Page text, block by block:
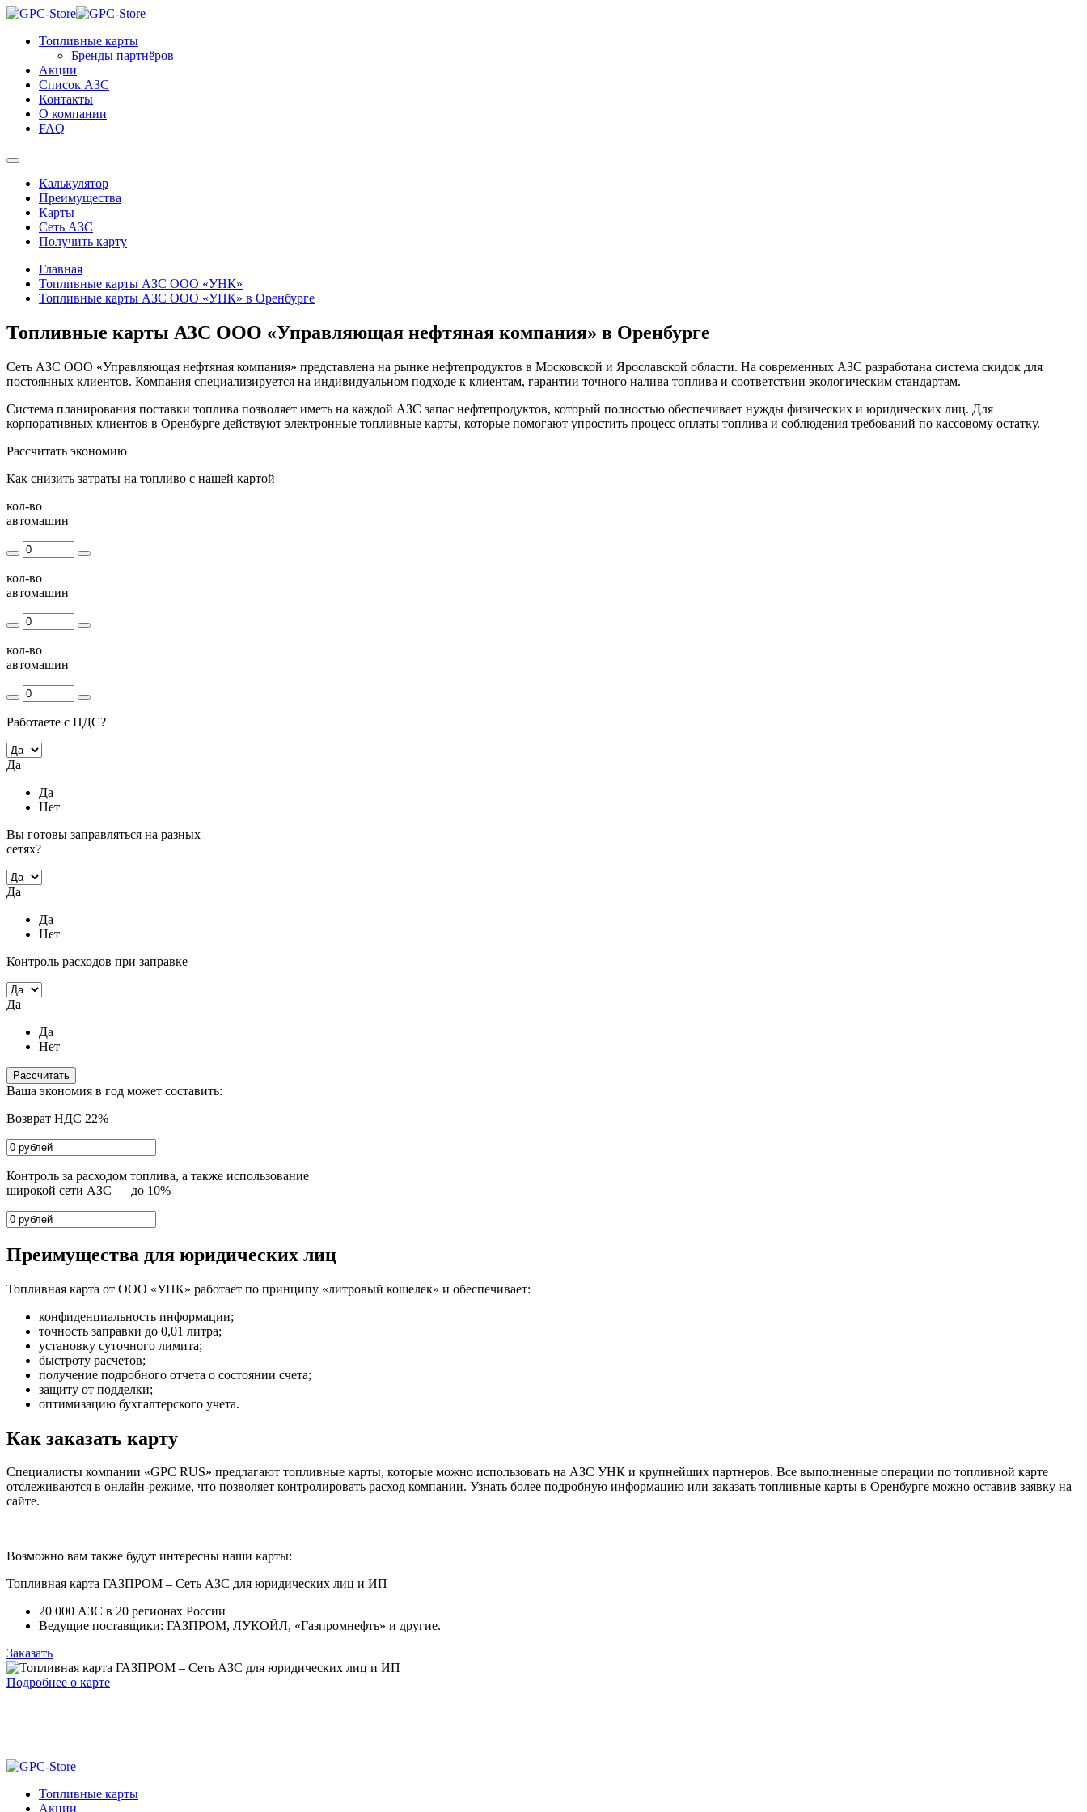
Топливные карты
Бренды партнёров
Акции
Список АЗС
Контакты
О компании
FAQ
Калькулятор
Преимущества
Карты
Сеть АЗС
Получить карту
Главная
Топливные карты АЗС ООО «УНК»
Топливные карты АЗС ООО «УНК» в Оренбурге
Топливные карты АЗС ООО «Управляющая нефтяная компания» в Оренбурге
Сеть АЗС ООО «Управляющая нефтяная компания» представлена на рынке нефтепродуктов в Московской и Ярославской области. На современных АЗС разработана система скидок для
постоянных клиентов. Компания специализируется на индивидуальном подходе к клиентам, гарантии точного налива топлива и соответствии экологическим стандартам.
Система планирования поставки топлива позволяет иметь на каждой АЗС запас нефтепродуктов, который полностью обеспечивает нужды физических и юридических лиц. Для
корпоративных клиентов в Оренбурге действуют электронные топливные карты, которые помогают упростить процесс оплаты топлива и соблюдения требований по кассовому остатку.
Рассчитать экономию
Как снизить затраты на топливо с нашей картой
кол-во
автомашин
кол-во
автомашин
кол-во
автомашин
Работаете с НДС?
Да
Да
Нет
Вы готовы заправляться на разных
сетях?
Да
Да
Нет
Контроль расходов при заправке
Да
Да
Нет
Рассчитать
Ваша экономия в год может составить:
Возврат НДС 22%
Контроль за расходом топлива, а также использование
широкой сети АЗС — до 10%
Преимущества для юридических лиц
Топливная карта от ООО «УНК» работает по принципу «литровый кошелек» и обеспечивает:
конфиденциальность информации;
точность заправки до 0,01 литра;
установку суточного лимита;
быстроту расчетов;
получение подробного отчета о состоянии счета;
защиту от подделки;
оптимизацию бухгалтерского учета.
Как заказать карту
Специалисты компании «GPC RUS» предлагают топливные карты, которые можно использовать на АЗС УНК и крупнейших партнеров. Все выполненные операции по топливной карте
отслеживаются в онлайн-режиме, что позволяет контролировать расход компании. Узнать более подробную информацию или заказать топливные карты в Оренбурге можно оставив заявку на
сайте.
Возможно вам также будут интересны наши карты:
Топливная карта ГАЗПРОМ – Сеть АЗС для юридических лиц и ИП
20 000 АЗС в 20 регионах России
Ведущие поставщики: ГАЗПРОМ, ЛУКОЙЛ, «Газпромнефть» и другие.
Заказать
Подробнее о карте
Топливные карты
Акции